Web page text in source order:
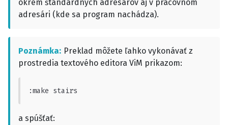
okrem štandardných adresárov aj v pracovnom
adresári (kde sa program nachádza).
Poznámka
Preklad môžete ľahko vykonávať z
prostredia textového editora ViM prikazom:
:make stairs
a spúšťať: